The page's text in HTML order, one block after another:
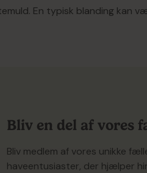
En typisk blanding kan
struktur, der fremmer
og kan blæse væk, så
Bliv en del af vores
Bliv medlem af vores unikke
haveentusiaster, der hjælper